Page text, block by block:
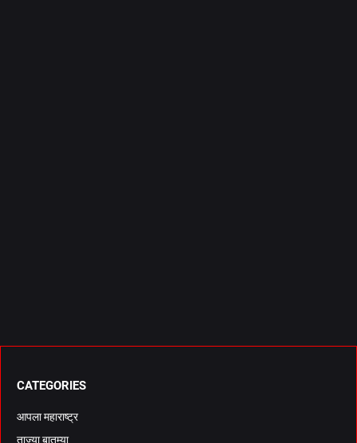
CATEGORIES
आपला महाराष्ट्र
ताज्या बातम्या